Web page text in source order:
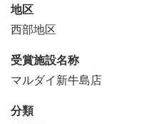
地区
西部地区
受賞施設名称
マルダイ新牛島店
分類